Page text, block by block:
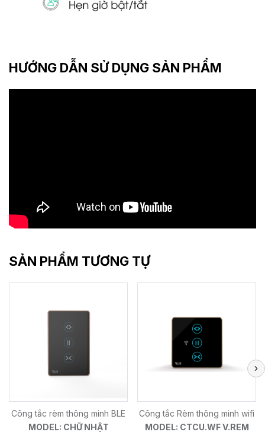
HƯỚNG DẪN SỬ DỤNG SẢN PHẨM
SẢN PHẨM TƯƠNG TỰ
Công tắc rèm thông minh BLE
MODEL: CHỮ NHẬT
Công tắc Rèm thông minh wifi
MODEL: CTCU.WF V.REM